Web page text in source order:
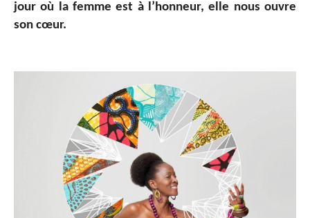
jour où la femme est à l’honneur, elle nous ouvre
son cœur.